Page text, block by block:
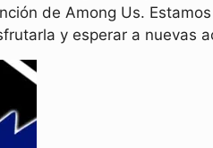
de Among Us.
y esperar a nuevas